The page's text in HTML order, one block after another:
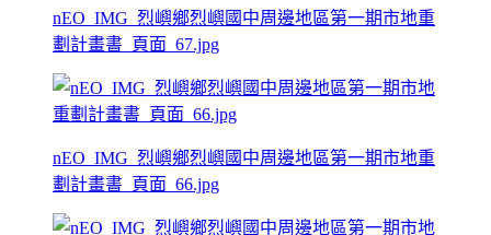
nEO_IMG_烈嶼鄉烈嶼國中周邊地區第一期市地重
劃計畫書_頁面_67.jpg
nEO_IMG_烈嶼鄉烈嶼國中周邊地區第一期市地重
劃計畫書_頁面_66.jpg